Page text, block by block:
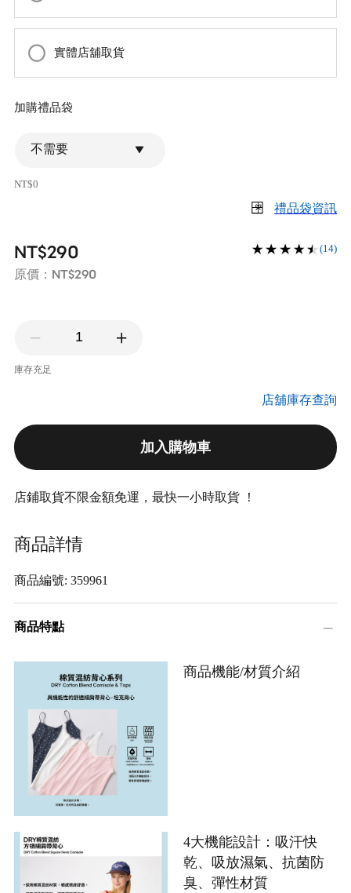
實體店舖取貨
加購禮品袋
不需要
NT$0
禮品袋資訊
NT$290
原價： NT$290
(14)
庫存充足
店舖庫存查詢
加入購物車
店鋪取貨不限金額免運，最快一小時取貨 ！
商品詳情
商品編號: 359961
商品特點
商品機能/材質介紹
4大機能設計：吸汗快
乾、吸放濕氣、抗菌防
臭、彈性材質